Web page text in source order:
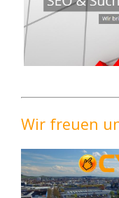
Wir freuen